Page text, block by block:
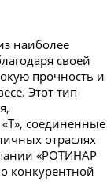
наиболее
своей
прочность и
Этот тип
соединенные
отраслях
«РОТИНАР
конкурентной